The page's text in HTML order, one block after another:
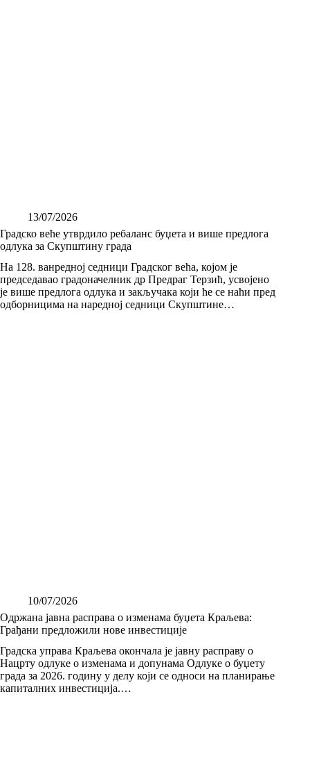
13/07/2026
Градско веће утврдило ребаланс буџета и више предлога
одлука за Скупштину града
На 128. ванредној седници Градског већа, којом је
председавао градоначелник др Предраг Терзић, усвојено
је више предлога одлука и закључака који ће се наћи пред
одборницима на наредној седници Скупштине…
10/07/2026
Одржана јавна расправа о изменама буџета Краљева:
Грађани предложили нове инвестиције
Градска управа Краљева окончала је јавну расправу о
Нацрту одлуке о изменама и допунама Одлуке о буџету
града за 2026. годину у делу који се односи на планирање
капиталних инвестиција.…